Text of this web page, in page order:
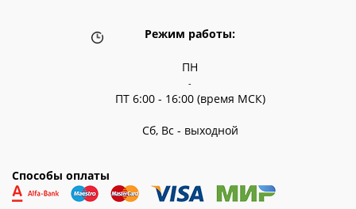
Режим работы:
ПН
-
ПТ 6:00 - 16:00 (время МСК)
Сб, Вс - выходной
Способы оплаты